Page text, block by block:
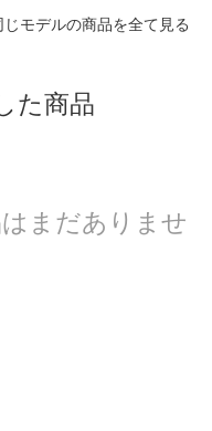
モデルの商品を全て見る
た商品
まだありませ